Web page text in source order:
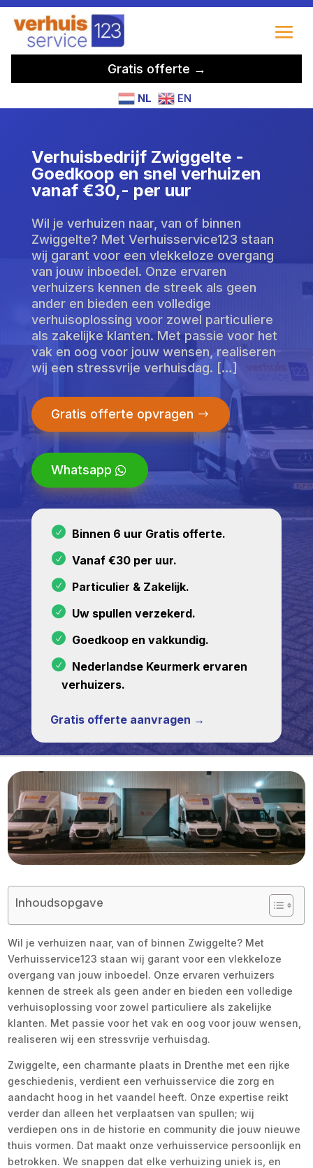
Gratis offerte →
NL EN
Verhuisbedrijf Zwiggelte -
Goedkoop en snel verhuizen
vanaf €30,- per uur
Wil je verhuizen naar, van of binnen
Zwiggelte? Met Verhuisservice123 staan
wij garant voor een vlekkeloze overgang
van jouw inboedel. Onze ervaren
verhuizers kennen de streek als geen
ander en bieden een volledige
verhuisoplossing voor zowel particuliere
als zakelijke klanten. Met passie voor het
vak en oog voor jouw wensen, realiseren
wij een stressvrije verhuisdag. […]
Gratis offerte opvragen
Whatsapp
Binnen 6 uur Gratis offerte.
Vanaf €30 per uur.
Particulier & Zakelijk.
Uw spullen verzekerd.
Goedkoop en vakkundig.
Nederlandse Keurmerk ervaren
verhuizers.
Gratis offerte aanvragen →
Inhoudsopgave
Wil je verhuizen naar, van of binnen Zwiggelte? Met
Verhuisservice123 staan wij garant voor een vlekkeloze
overgang van jouw inboedel. Onze ervaren verhuizers
kennen de streek als geen ander en bieden een volledige
verhuisoplossing voor zowel particuliere als zakelijke
klanten. Met passie voor het vak en oog voor jouw wensen,
realiseren wij een stressvrije verhuisdag.
Zwiggelte, een charmante plaats in Drenthe met een rijke
geschiedenis, verdient een verhuisservice die zorg en
aandacht hoog in het vaandel heeft. Onze expertise reikt
verder dan alleen het verplaatsen van spullen; wij
verdiepen ons in de historie en community die jouw nieuwe
thuis vormen. Dat maakt onze verhuisservice persoonlijk en
betrokken. We snappen dat elke verhuizing uniek is, en